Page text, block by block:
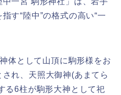
す“陸中”の格式の高い“一
体として山頂に駒形様をお
れ、天照大御神(あまてら
る6柱が駒形大神として祀